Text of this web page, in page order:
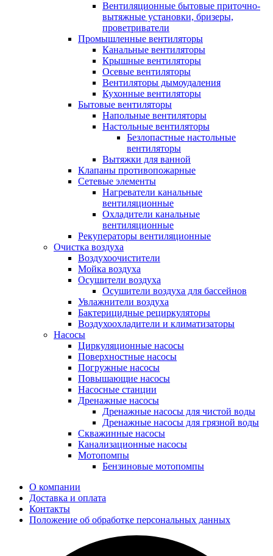
Вентиляционные бытовые приточно-
вытяжные установки, бризеры,
проветриватели
Промышленные вентиляторы
Канальные вентиляторы
Крышные вентиляторы
Осевые вентиляторы
Вентиляторы дымоудаления
Кухонные вентиляторы
Бытовые вентиляторы
Напольные вентиляторы
Настольные вентиляторы
Безлопастные настольные
вентиляторы
Вытяжки для ванной
Клапаны противопожарные
Сетевые элементы
Нагреватели канальные
вентиляционные
Охладители канальные
вентиляционные
Рекуператоры вентиляционные
Очистка воздуха
Воздухоочистители
Мойка воздуха
Осушители воздуха
Осушители воздуха для бассейнов
Увлажнители воздуха
Бактерицидные рециркуляторы
Воздухоохладители и климатизаторы
Насосы
Циркуляционные насосы
Поверхностные насосы
Погружные насосы
Повышающие насосы
Насосные станции
Дренажные насосы
Дренажные насосы для чистой воды
Дренажные насосы для грязной воды
Скважинные насосы
Канализационные насосы
Мотопомпы
Бензиновые мотопомпы
О компании
Доставка и оплата
Контакты
Положение об обработке персональных данных